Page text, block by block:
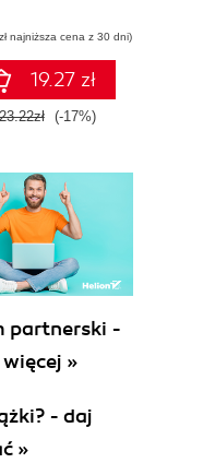
najniższa cena z 30 dni)
19.27 zł
(-17%)
partnerski -
»
- daj
»